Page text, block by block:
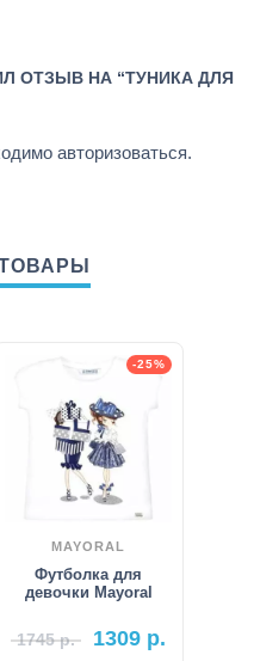
ОТЗЫВ НА “ТУНИКА ДЛЯ
авторизоваться.
-25%
MAYORAL
Футболка для
девочки Mayoral
1745р. 1309 р.